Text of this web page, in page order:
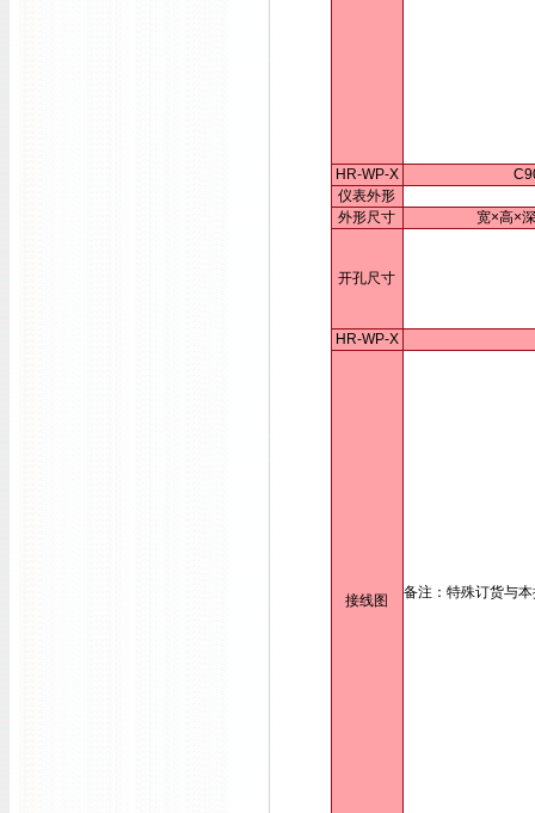
HR-WP-X
仪表外形
外形尺寸
宽×高×
开孔尺寸
HR-WP-X
接线图 备注：特殊订货与